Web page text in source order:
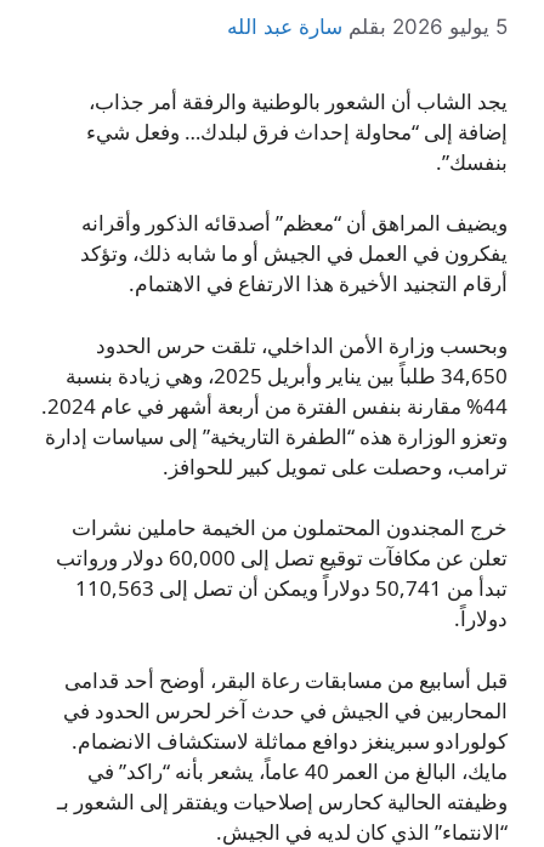
5 يوليو 2026 بقلم سارة عبد الله
يجد الشاب أن الشعور بالوطنية والرفقة أمر جذاب،
إضافة إلى “محاولة إحداث فرق لبلدك… وفعل شيء
بنفسك”.
ويضيف المراهق أن “معظم” أصدقائه الذكور وأقرانه
يفكرون في العمل في الجيش أو ما شابه ذلك، وتؤكد
أرقام التجنيد الأخيرة هذا الارتفاع في الاهتمام.
وبحسب وزارة الأمن الداخلي، تلقت حرس الحدود
34,650 طلباً بين يناير وأبريل 2025، وهي زيادة بنسبة
44% مقارنة بنفس الفترة من أربعة أشهر في عام 2024.
وتعزو الوزارة هذه “الطفرة التاريخية” إلى سياسات إدارة
ترامب، وحصلت على تمويل كبير للحوافز.
خرج المجندون المحتملون من الخيمة حاملين نشرات
تعلن عن مكافآت توقيع تصل إلى 60,000 دولار ورواتب
تبدأ من 50,741 دولاراً ويمكن أن تصل إلى 110,563
دولاراً.
قبل أسابيع من مسابقات رعاة البقر، أوضح أحد قدامى
المحاربين في الجيش في حدث آخر لحرس الحدود في
كولورادو سبرينغز دوافع مماثلة لاستكشاف الانضمام.
مايك، البالغ من العمر 40 عاماً، يشعر بأنه “راكد” في
وظيفته الحالية كحارس إصلاحيات ويفتقر إلى الشعور بـ
“الانتماء” الذي كان لديه في الجيش.